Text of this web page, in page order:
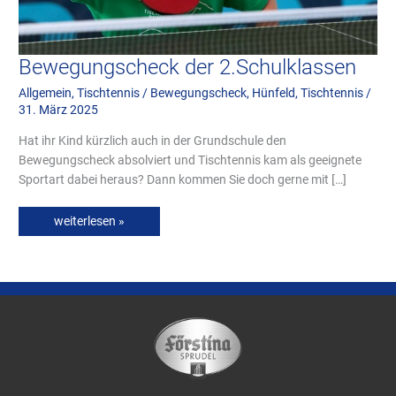
Bewegungscheck der 2.Schulklassen
Allgemein,Tischtennis / Bewegungscheck, Hünfeld,Tischtennis /
31. März 2025
Hat ihr Kind kürzlich auch in der Grundschule den
Bewegungscheck absolviert und Tischtennis kam als geeignete
Sportart dabei heraus? Dann kommen Sie doch gerne mit […]
weiterlesen »